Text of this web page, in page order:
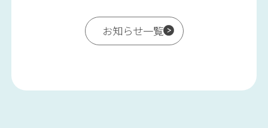
お知らせ一覧